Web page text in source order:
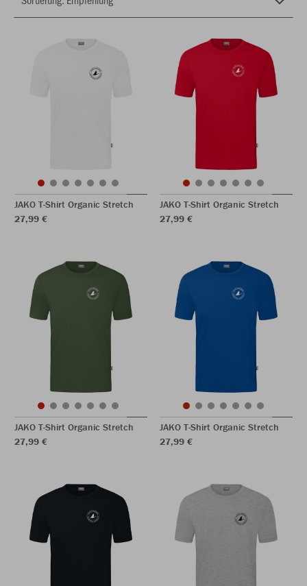
JAKO T-Shirt Organic Stretch
27,99 €
JAKO T-Shirt Organic Stretch
27,99 €
JAKO T-Shirt Organic Stretch
27,99 €
JAKO T-Shirt Organic Stretch
27,99 €